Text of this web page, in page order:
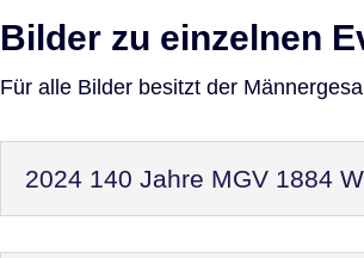
Bilder zu einzelnen
Für alle Bilder besitzt der
2024 140 Jahre MGV 1884